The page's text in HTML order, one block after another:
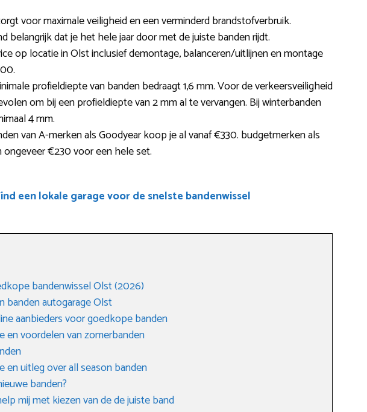
voor maximale veiligheid en een verminderd brandstofverbruik.
belangrijk dat je het hele jaar door met de juiste banden rijdt.
op locatie in Olst inclusief demontage, balanceren/uitlijnen en montage
profieldiepte van banden bedraagt 1,6 mm. Voor de verkeersveiligheid
om bij een profieldiepte van 2 mm al te vervangen. Bij winterbanden
4 mm.
van A-merken als Goodyear koop je al vanaf €330. budgetmerken als
€230 voor een hele set.
een lokale garage voor de snelste bandenwissel
bandenwissel Olst (2026)
banden autogarage Olst
aanbieders voor goedkope banden
en voordelen van zomerbanden
en uitleg over all season banden
banden?
mij met kiezen van de de juiste band